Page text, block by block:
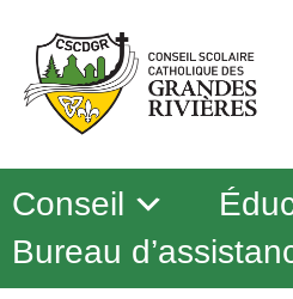
Conseil
Bureau